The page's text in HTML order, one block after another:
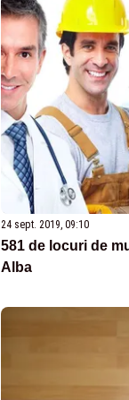
24 sept. 2019, 09:10
581 de locuri de
Alba